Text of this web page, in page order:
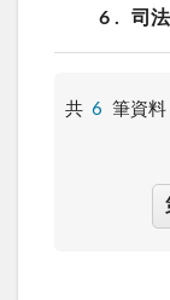
6 司
共 6 筆資料